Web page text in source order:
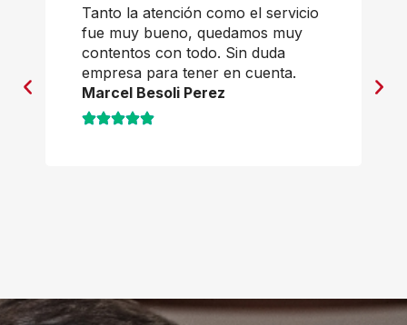
Tanto la atención como el servicio
fue muy bueno, quedamos muy
contentos con todo. Sin duda
empresa para tener en cuenta.
Marcel Besoli Perez